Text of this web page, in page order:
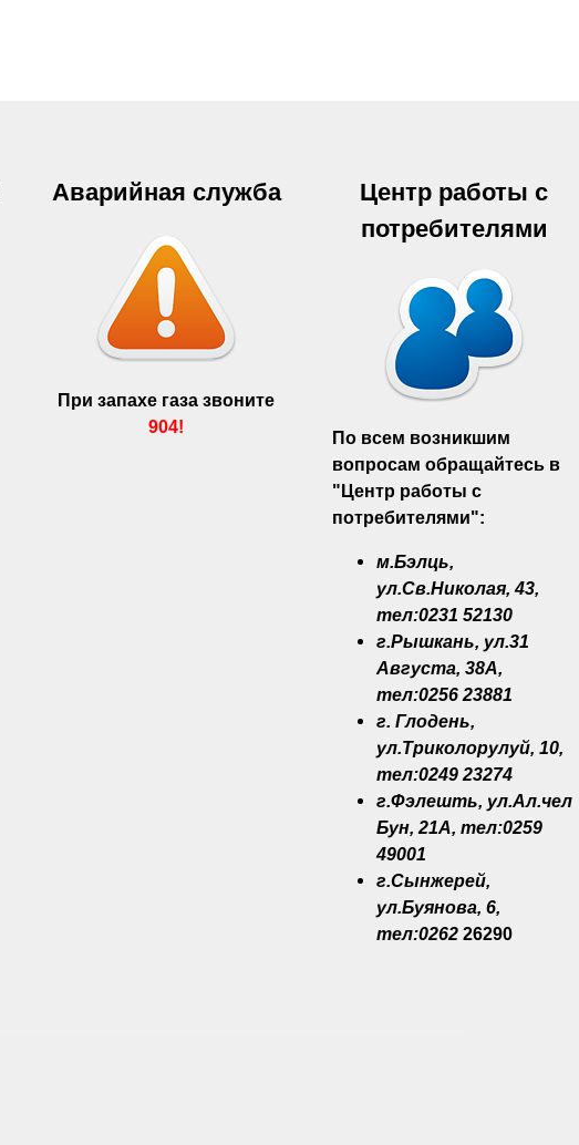
Аварийная служба
При запахе газа звоните
904!
Центр работы с
потребителями
По всем возникшим
вопросам обращайтесь в
"Центр работы с
потребителями":
м.Бэлць,
ул.Св.Николая, 43,
тел:0231 52130
г.Рышкань, ул.31
Августа, 38A,
тел:0256 23881
г. Глодень,
ул.Триколорулуй, 10,
тел:0249 23274
г.Фэлешть, ул.Ал.чел
Бун, 21A, тел:0259
49001
г.Сынжерей,
ул.Буянова, 6,
тел:0262 26290